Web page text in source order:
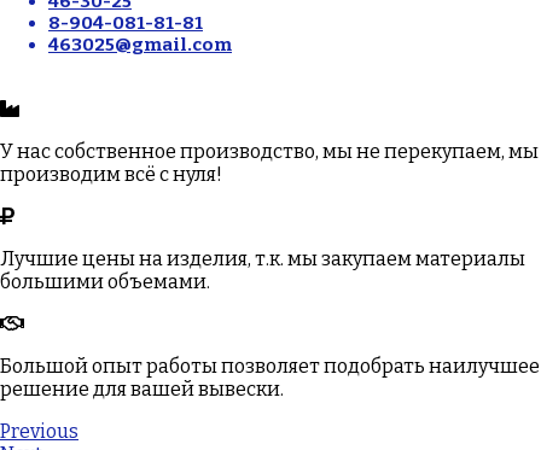
8-904-081-81-81
463025@gmail.com
У нас собственное производство, мы не перекупаем, мы
производим всё с нуля!
Лучшие цены на изделия, т.к. мы закупаем материалы
большими объемами.
Большой опыт работы позволяет подобрать наилучшее
решение для вашей вывески.
Навигация
Previous